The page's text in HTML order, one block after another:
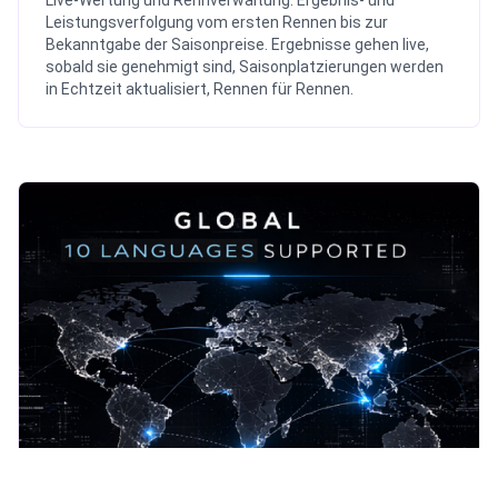
Leistungsverfolgung vom ersten Rennen bis zur
Bekanntgabe der Saisonpreise. Ergebnisse gehen live,
sobald sie genehmigt sind, Saisonplatzierungen werden
in Echtzeit aktualisiert, Rennen für Rennen.